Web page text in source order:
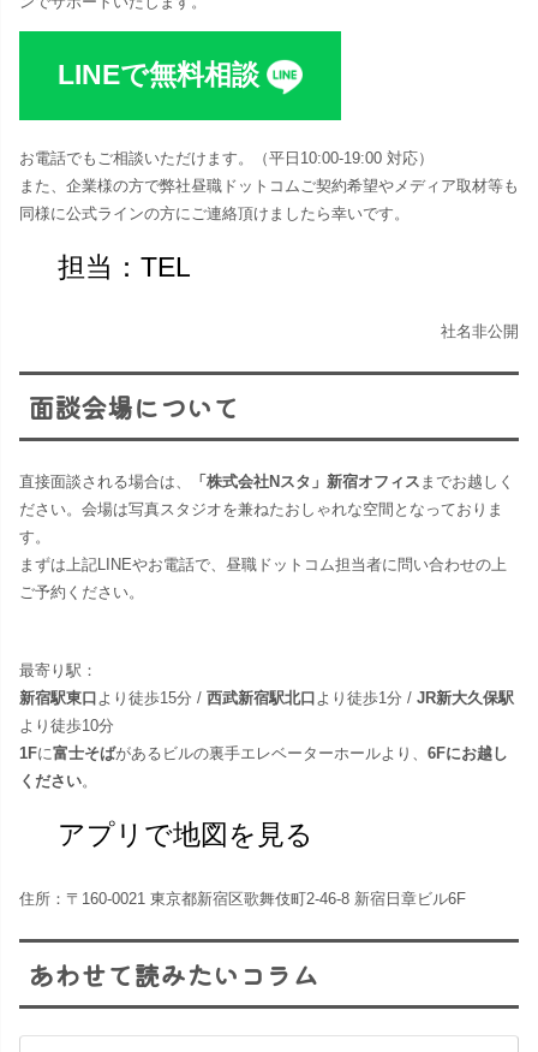
LINEで無料相談
お電話でもご相談いただけます。（平日10:00-19:00 対応​）
また、企業様の方で弊社昼職ドットコムご契約希望やメディア取材等も
同様に公式ラインの方にご連絡頂けましたら幸いです。
担当：TEL
社名非公開
面談会場について
直接面談される場合は、 「株式会社Nスタ」新宿オフィス までお越しく
ださい。​会場は写真スタジオを兼ねたおしゃれな空間となっておりま
す。
まずは上記LINEやお電話で、昼職ドットコム担当者に問い合わせの上
ご予約ください。
最寄り駅：
新宿駅東口 より徒歩15分 / 西武新宿駅北口 より徒歩1分 / JR新大久保駅
より徒歩10分
1Fに富士そばがあるビルの裏手エレベーターホールより、 6Fにお越し
ください。
アプリで地図を見る
住所：〒160-0021 東京都新宿区歌舞伎町2-46-8 新宿日章ビル6F
あわせて読みたいコラム